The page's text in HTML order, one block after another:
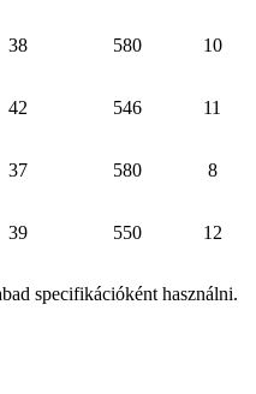
38 580 10
42 546 11
37 580 8
39 550 12
specifikációként használni.